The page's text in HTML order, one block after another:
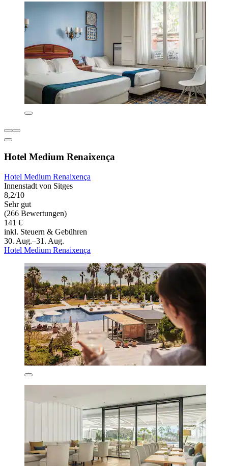
Hotel Medium Renaixença
Hotel Medium Renaixença
Innenstadt von Sitges
8,2/10
Sehr gut
(266 Bewertungen)
141 €
inkl. Steuern & Gebühren
30. Aug.–31. Aug.
Hotel Medium Renaixença